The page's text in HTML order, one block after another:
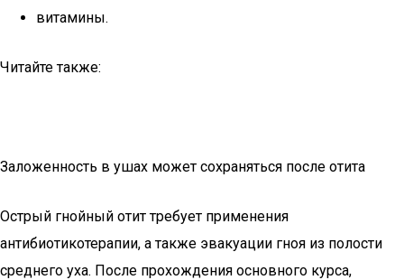
витамины.
Читайте также:
Заложенность в ушах может сохраняться после отита
Острый гнойный отит требует применения
антибиотикотерапии, а также эвакуации гноя из полости
среднего уха. После прохождения основного курса,